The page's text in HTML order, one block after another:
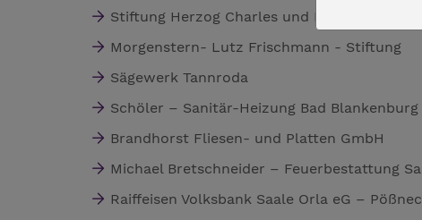
Stiftung Herzog Charles und Mathildis von
Morgenstern- Lutz Frischmann - Stiftung
Sägewerk Tannroda
Schöler – Sanitär-Heizung Bad Blankenburg
Brandhorst Fliesen- und Platten GmbH
Michael Bretschneider – Feuerbestattung
Raiffeisen Volksbank Saale Orla eG –